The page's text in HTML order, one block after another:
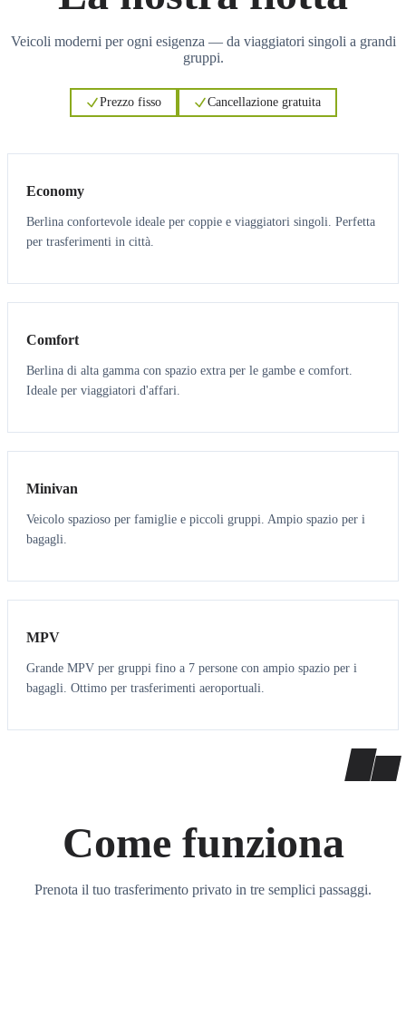
Veicoli moderni per ogni esigenza — da viaggiatori singoli a grandi
gruppi.
Prezzo fisso Cancellazione gratuita
Economy
Berlina confortevole ideale per coppie e viaggiatori singoli. Perfetta
per trasferimenti in città.
3 3
Comfort
Berlina di alta gamma con spazio extra per le gambe e comfort.
Ideale per viaggiatori d'affari.
6 5
Minivan
Veicolo spazioso per famiglie e piccoli gruppi. Ampio spazio per i
bagagli.
7 7
MPV
Grande MPV per gruppi fino a 7 persone con ampio spazio per i
bagagli. Ottimo per trasferimenti aeroportuali.
Come funziona
Prenota il tuo trasferimento privato in tre semplici passaggi.